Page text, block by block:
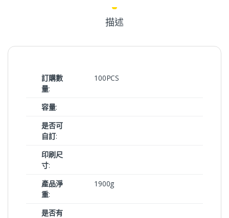
描述
訂購數
量:
100PCS
容量:
是否可
自訂:
印刷尺
寸:
產品淨
重:
1900g
是否有